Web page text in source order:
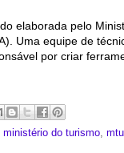
elaborada pelo
Uma equipe de
por criar
ministério do turismo,